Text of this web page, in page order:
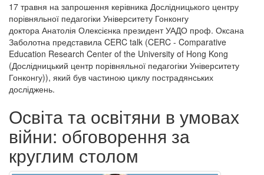
17 травня на запрошення керівника Дослідницького центру
порівняльної педагогіки Університету Гонконгу
доктора Анатолія Олексієнка президент УАДО проф. Оксана
Заболотна представила CERC talk (CERC - Comparative
Education Research Center of the University of Hong Kong
(Дослідницький центр порівняльної педагогіки Університету
Гонконгу)), який був частиною циклу пострадянських
досліджень.
Освіта та освітяни в умовах
війни: обговорення за
круглим столом